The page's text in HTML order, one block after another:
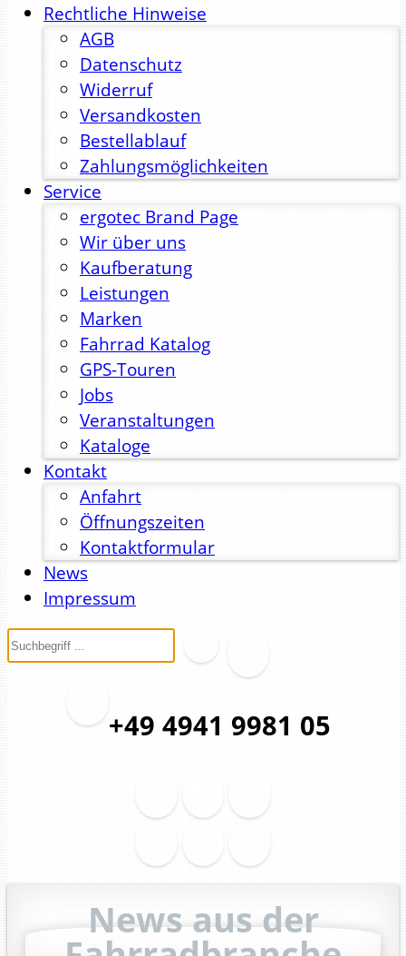
Rechtliche Hinweise
AGB
Datenschutz
Widerruf
Versandkosten
Bestellablauf
Zahlungsmöglichkeiten
Service
ergotec Brand Page
Wir über uns
Kaufberatung
Leistungen
Marken
Fahrrad Katalog
GPS-Touren
Jobs
Veranstaltungen
Kataloge
Kontakt
Anfahrt
Öffnungszeiten
Kontaktformular
News
Impressum
+49 4941 9981 05
News aus der